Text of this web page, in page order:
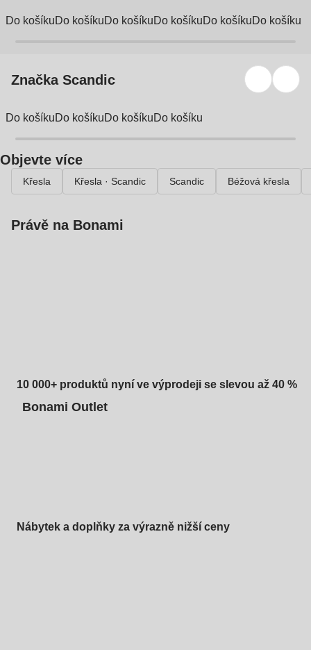
Do košíkuDo košíkuDo košíkuDo košíkuDo košíkuDo košíku
Značka Scandic
Do košíkuDo košíkuDo košíkuDo košíku
Objevte více
Křesla Křesla · Scandic Scandic Béžová křesla
Právě na Bonami
10 000+ produktů nyní ve výprodeji se slevou až 40 %
Bonami Outlet
Nábytek a doplňky za výrazně nižší ceny